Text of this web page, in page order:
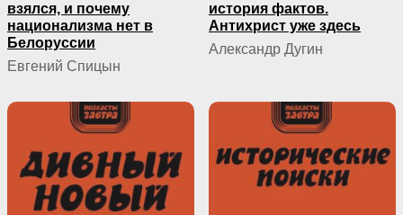
взялся, и почему
национализма нет в
Белоруссии
Евгений Спицын
история фактов.
Антихрист уже здесь
Александр Дугин